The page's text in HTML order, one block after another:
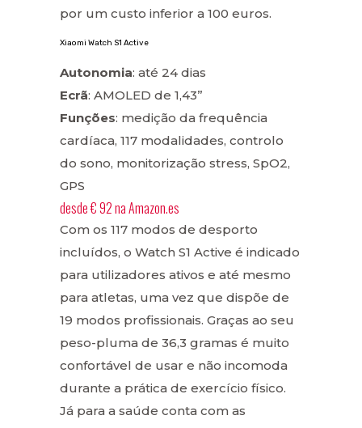
por um custo inferior a 100 euros.
Xiaomi Watch S1 Active
Autonomia: até 24 dias
Ecrã: AMOLED de 1,43”
Funções: medição da frequência
cardíaca, 117 modalidades, controlo
do sono, monitorização stress, SpO2,
GPS
desde€ 92naAmazon.es
Com os 117 modos de desporto
incluídos, o Watch S1 Active é indicado
para utilizadores ativos e até mesmo
para atletas, uma vez que dispõe de
19 modos profissionais. Graças ao seu
peso-pluma de 36,3 gramas é muito
confortável de usar e não incomoda
durante a prática de exercício físico.
Já para a saúde conta com as